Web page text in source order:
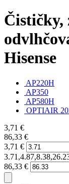
Čističky,
Hisense
AP220H
AP350
AP580H
OPTIAIR
3,71 €
86,33 €
3,71 €
86,33 €